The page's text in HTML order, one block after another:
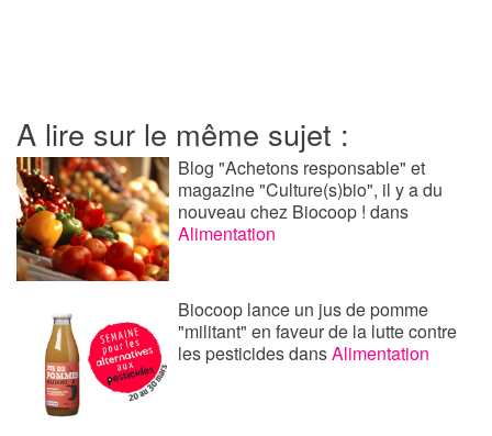
A lire sur le même sujet :
Blog "Achetons responsable" et
magazine "Culture(s)bio", il y a du
nouveau chez Biocoop !dans
Alimentation
Biocoop lance un jus de pomme
"militant" en faveur de la lutte contre
les pesticidesdansAlimentation